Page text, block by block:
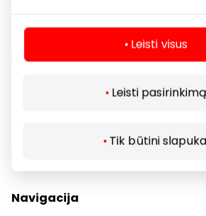
Leisti visus
Leisti pasirinkimą
Tik būtini
nešiotojams, net ir tiems, kurie
Navigacija